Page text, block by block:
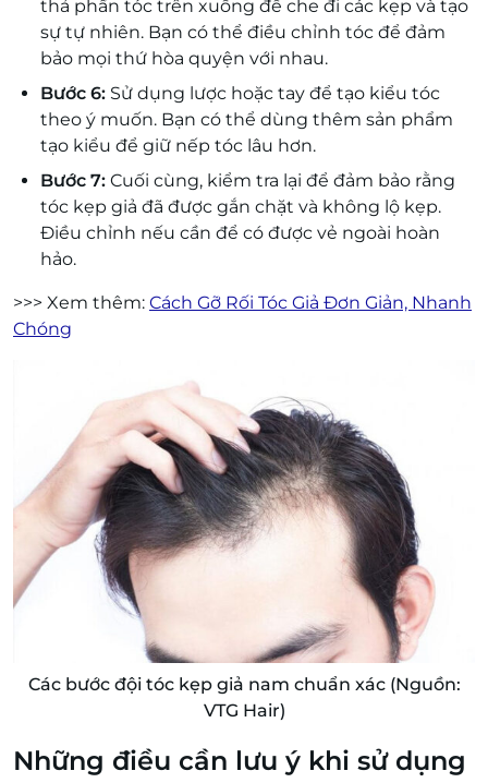
thả phần tóc trên xuống để che đi các kẹp và tạo
sự tự nhiên. Bạn có thể điều chỉnh tóc để đảm
bảo mọi thứ hòa quyện với nhau.
Bước 6: Sử dụng lược hoặc tay để tạo kiểu tóc
theo ý muốn. Bạn có thể dùng thêm sản phẩm
tạo kiểu để giữ nếp tóc lâu hơn.
Bước 7: Cuối cùng, kiểm tra lại để đảm bảo rằng
tóc kẹp giả đã được gắn chặt và không lộ kẹp.
Điều chỉnh nếu cần để có được vẻ ngoài hoàn
hảo.
>>> Xem thêm: Cách Gỡ Rối Tóc Giả Đơn Giản, Nhanh
Chóng
Các bước đội tóc kẹp giả nam chuẩn xác (Nguồn:
VTG Hair)
Những điều cần lưu ý khi sử dụng